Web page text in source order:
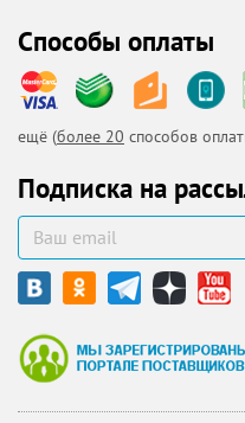
Способы оплаты
ещё (более 20 способов
Подписка на